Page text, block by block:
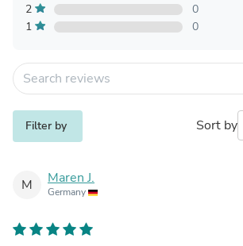
2
0
1
0
Filter by Sort by
M Maren J.
Germany